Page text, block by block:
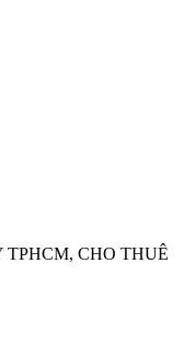
TPHCM, CHO THUÊ